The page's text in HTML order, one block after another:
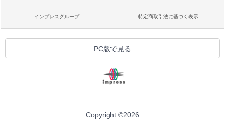
インプレスグループ 特定商取引法に基づく表示
PC版で見る
Copyright ©2026